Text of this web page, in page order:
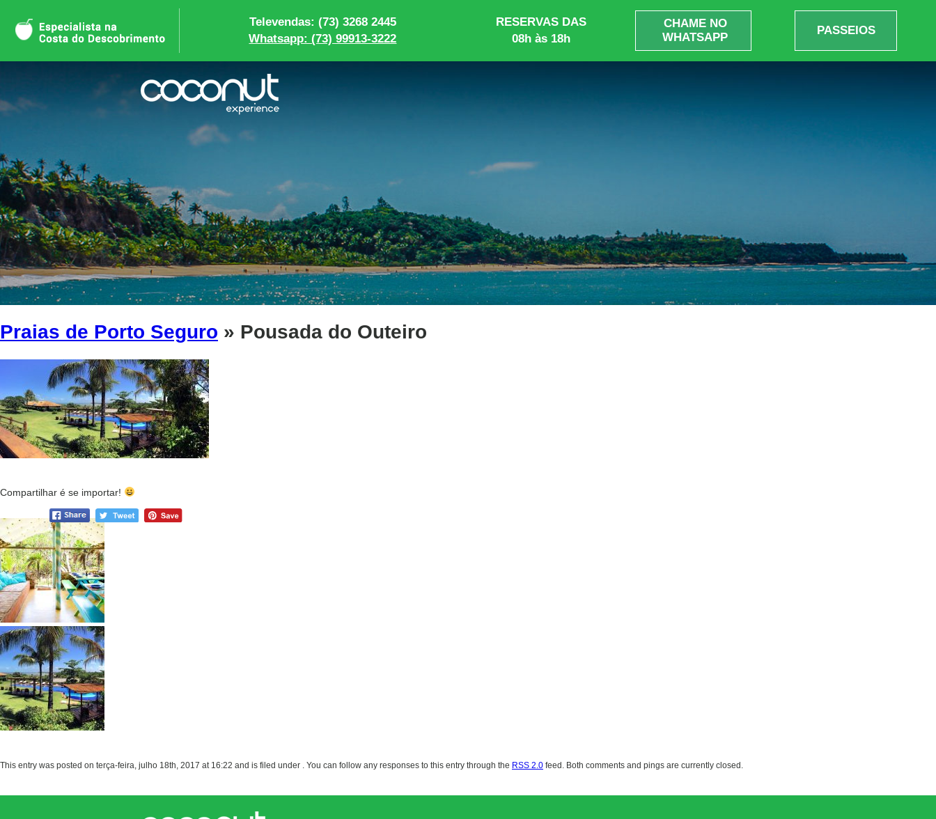
Televendas: (73) 3268 2445
Whatsapp: (73) 99913-3222
RESERVAS DAS
08h às 18h
CHAME NO
WHATSAPP
PASSEIOS
Praias de Porto Seguro » Pousada do Outeiro
Compartilhar é se importar!
This entry was posted on terça-feira, julho 18th, 2017 at 16:22 and is filed under . You can follow any responses to this entry through the RSS 2.0 feed. Both comments and pings are currently closed.